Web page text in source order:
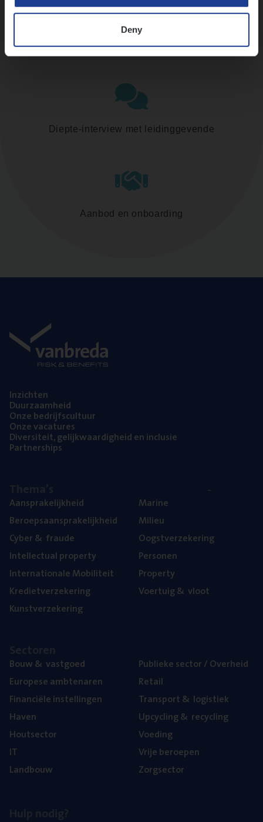
Deny
Assessment
Diepte-interview met leidinggevende
Aanbod en onboarding
Inzich­ten
Duur­zaam­heid
Onze bedrijfs­cul­tuur
Onze vaca­tu­res
Diver­si­teit, gelijk­waar­dig­heid en inclusie
Part­ner­ships
Aan­spra­ke­lijk­heid
Beroeps­aan­spra­ke­lijk­heid
Cyber& fraude
Intel­lec­tu­al property
Inter­na­ti­o­na­le Mobiliteit
Kre­diet­ver­ze­ke­ring
Kunst­ver­ze­ke­ring
Mari­ne
Mili­eu
Oogst­ver­ze­ke­ring
Per­so­nen
Pro­per­ty
Voer­tuig& vloot
Bouw& vastgoed
Euro­pe­se ambtenaren
Finan­ci­ë­le instellingen
Haven
Hout­sec­tor
IT
Land­bouw
Publie­ke sec­tor / Overheid
Retail
Trans­port& logistiek
Upcy­cling& recycling
Voe­ding
Vrije beroe­pen
Zorg­sec­tor